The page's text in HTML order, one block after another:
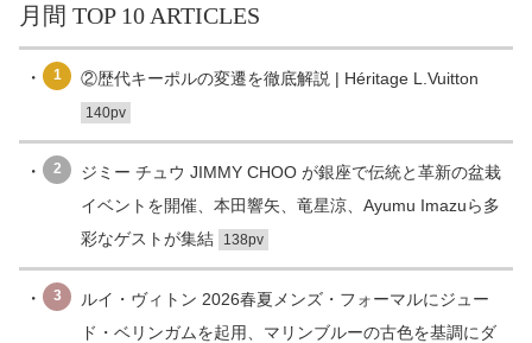
月間 TOP 10 ARTICLES
1 ②歴代キーポルの変遷を徹底解説 | Héritage L.Vuitton
140pv
2
ジミー チュウ JIMMY CHOO が銀座で伝統と革新の盆栽
イベントを開催、本田響矢、竜星涼、Ayumu Imazuら多
彩なゲストが集結
138pv
3
ルイ・ヴィトン 2026春夏メンズ・フォーマルにジュー
ド・ベリンガムを起用、マリンブルーの古色を基調にダ